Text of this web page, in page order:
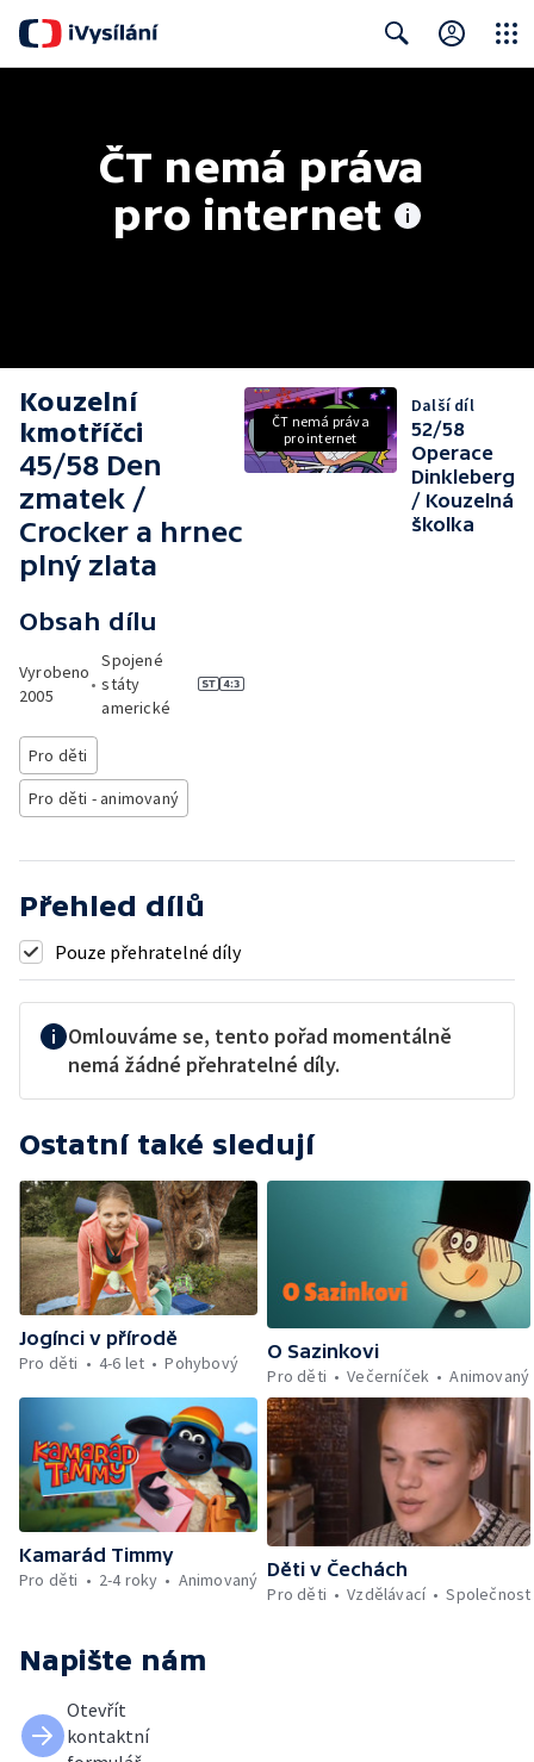
ČT nemá práva
pro internet
Kouzelní
kmotříčci
45/58 Den
zmatek /
Crocker a hrnec
plný zlata
Obsah dílu
Vyrobeno
2005
•
Spojené
státy
americké
Pro děti
Pro děti - animovaný
ČT nemá práva
pro internet
Další díl
52/58
Operace
Dinkleberg
/ Kouzelná
školka
Přehled dílů
Pouze přehratelné díly
Omlouváme se, tento pořad momentálně
nemá žádné přehratelné díly.
Ostatní také sledují
Jogínci v přírodě
Pro děti
4-6 let Pohybový
O Sazinkovi
Pro děti
Večerníček Animovaný
Kamarád Timmy
Pro děti
2-4 roky Animovaný
Děti v Čechách
Pro děti
Vzdělávací Společnost
Napište nám
Otevřít
kontaktní